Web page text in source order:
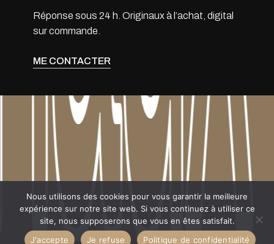
VOIR LE PANIER COMMANDER
Réponse sous 24 h. Originaux à l’achat, digital
sur commande.
ME CONTACTER
Nous utilisons des cookies pour vous garantir la meilleure
expérience sur notre site web. Si vous continuez à utiliser ce
site, nous supposerons que vous en êtes satisfait.
J'accepte
Je refuse Politique de confidentialité